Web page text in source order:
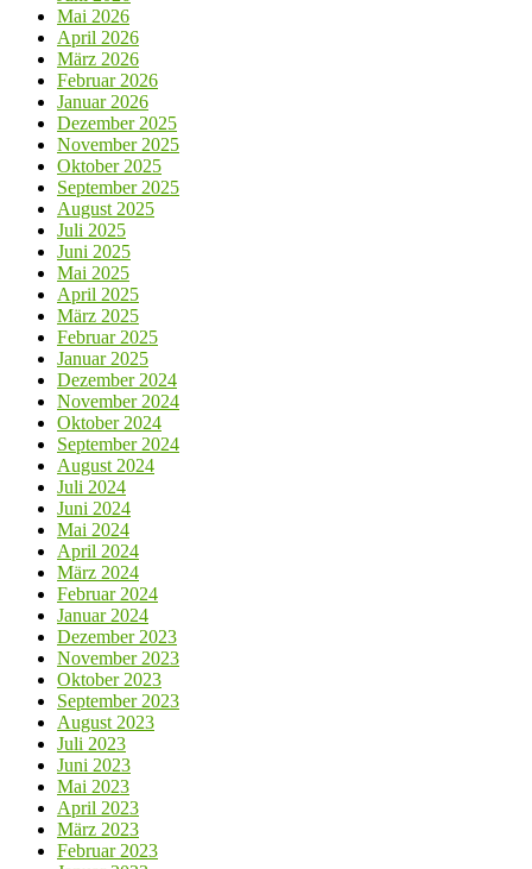
Mai 2026
April 2026
März 2026
Februar 2026
Januar 2026
Dezember 2025
November 2025
Oktober 2025
September 2025
August 2025
Juli 2025
Juni 2025
Mai 2025
April 2025
März 2025
Februar 2025
Januar 2025
Dezember 2024
November 2024
Oktober 2024
September 2024
August 2024
Juli 2024
Juni 2024
Mai 2024
April 2024
März 2024
Februar 2024
Januar 2024
Dezember 2023
November 2023
Oktober 2023
September 2023
August 2023
Juli 2023
Juni 2023
Mai 2023
April 2023
März 2023
Februar 2023